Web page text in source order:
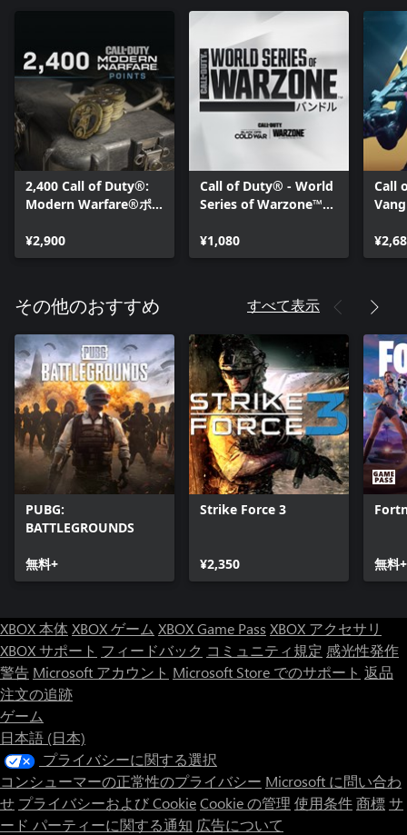
2,400 Call of Duty®:
Modern Warfare®ポ
¥2,900
Call of Duty® - World
Series of Warzone™
¥1,080
Call
スプ
その他のおすすめ すべて表示
PUBG:
BATTLEGROUNDS
無料+
Strike Force 3
¥2,350 無料+
XBOX 本体XBOX ゲーム XBOX Game Pass XBOX アクセサリ
XBOX サポート フィードバック コミュニティ規定 感光性発作
警告 Microsoft アカウント Microsoft Store でのサポート 返品
注文の追跡
ゲーム
日本語 (日本)
プライバシーに関する選択
コンシューマーの正常性のプライバシー Microsoft に問い合わ
せ プライバシーおよび CookieCookie の管理 使用条件商標サ
ード パーティーに関する通知 広告について